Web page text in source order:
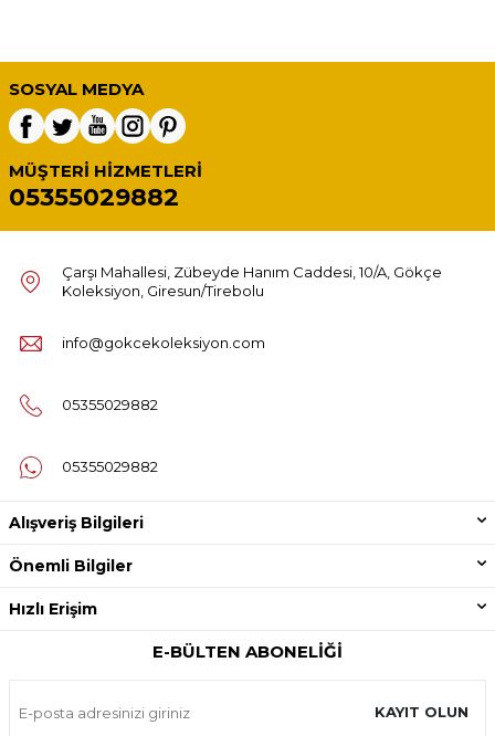
SOSYAL MEDYA
MÜŞTERI HIZMETLERI
05355029882
Çarşı Mahallesi, Zübeyde Hanım Caddesi, 10/A, Gökçe
Koleksiyon, Giresun/Tirebolu
info@gokcekoleksiyon.com
05355029882
05355029882
Alışveriş Bilgileri
Önemli Bilgiler
Hızlı Erişim
E-BÜLTEN ABONELIĞI
KAYIT OLUN